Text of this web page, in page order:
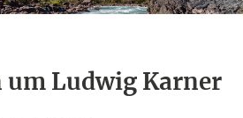
Ludwig Karner